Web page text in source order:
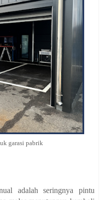
garasi pabrik
adalah seringnya pintu